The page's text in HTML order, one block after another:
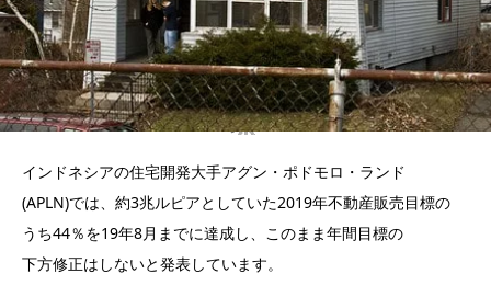
インドネシアの住宅開発大手アグン・ポドモロ・ランド
(APLN)では、約3兆ルピアとしていた2019年不動産販売目標の
うち44％を19年8月までに達成し、このまま年間目標の
下方修正はしないと発表しています。